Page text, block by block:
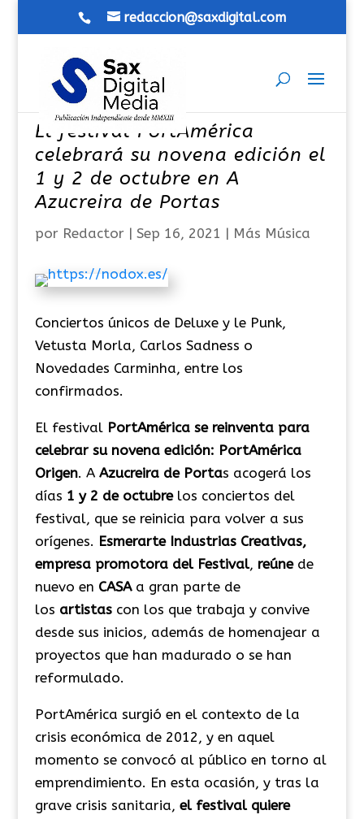
redaccion@saxdigital.com
El festival PortAmérica
celebrará su novena edición el
1 y 2 de octubre en A
Azucreira de Portas
por Redactor| Sep 16, 2021 | Más Música
Conciertos únicos de Deluxe y le Punk,
Vetusta Morla, Carlos Sadness o
Novedades Carminha, entre los
confirmados.
El festival PortAmérica se reinventa para
celebrar su novena edición: PortAmérica
Origen. A Azucreira de Portas acogerá los
días 1 y 2 de octubrelos conciertos del
festival, que se reinicia para volver a sus
orígenes. Esmerarte Industrias Creativas,
empresa promotora del Festival, reúnede
nuevo en CASAa gran parte de
los artistascon los que trabaja y convive
desde sus inicios, además de homenajear a
proyectos que han madurado o se han
reformulado.
PortAmérica surgió en el contexto de la
crisis económica de 2012, y en aquel
momento se convocó al público en torno al
emprendimiento. En esta ocasión, y tras la
grave crisis sanitaria, el festival quiere